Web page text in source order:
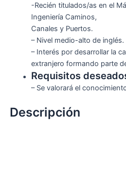
-Recién titulados/as en el
Ingeniería Caminos,
Canales y Puertos.
– Nivel medio-alto de inglés.
– Interés por desarrollar la
extranjero formando parte
Requisitos
– Se valorará el
Descripción